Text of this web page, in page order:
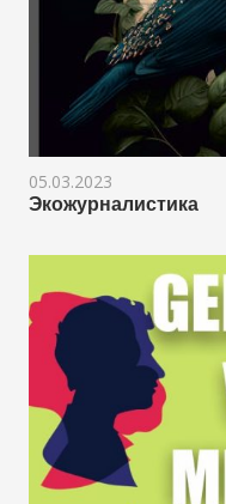
05.03.2023
Экожурналистика